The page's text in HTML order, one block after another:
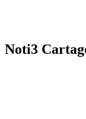
Noti3